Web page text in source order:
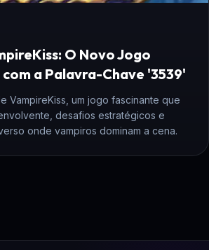
O Novo Jogo
a Palavra-Chave '3539'
VampireKiss, um jogo fascinante que
desafios estratégicos e
onde vampiros dominam a cena.